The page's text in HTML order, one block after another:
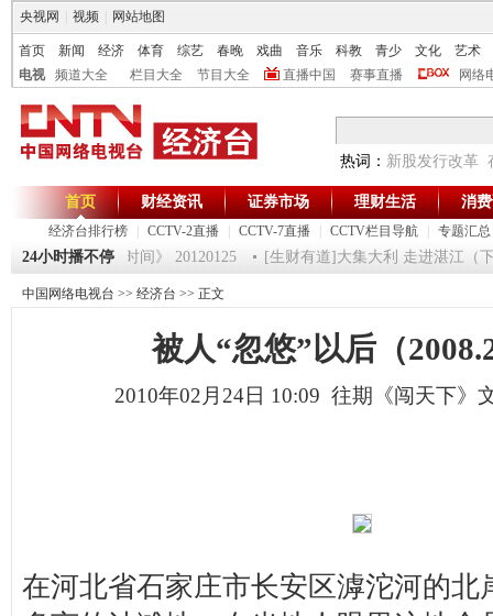
央视网 视频 网站地图
首页 新闻 经济 体育 综艺 春晚 戏曲 音乐 科教 青少 文化
艺术
电视
频道大全 栏目大全 节目大全 直播中国 赛事直播 网络
热词： 新股发行改革
首页
经济台排行榜 CCTV-2直播 CCTV-7直播 CCTV栏目导航 专题汇总
财经资讯 证券市场 理财生活 消
24小时播不停
《第一时间》 20120125 [生财有道]大集大利 走进湛江（下）
中国网络电视台 >> 经济台 >> 正文
被人“忽悠”以后（
2010年02月24日 10:09 往期《闯天下》
在河北省石家庄市长安区滹沱河的北